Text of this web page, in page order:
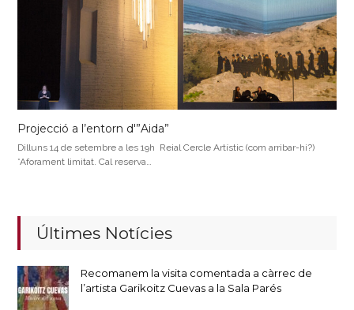
Projecció a l’entorn d'”Aida”
Dilluns 14 de setembre a les 19h Reial Cercle Artístic (com arribar-hi?)
*Aforament limitat. Cal reserva…
Últimes Notícies
Recomanem la visita comentada a càrrec de
l’artista Garikoitz Cuevas a la Sala Parés